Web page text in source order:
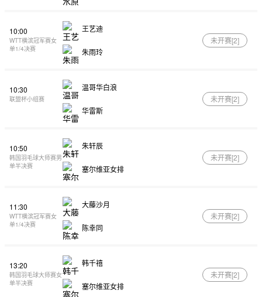
10:00
WTT横滨冠军赛女
单1/4决赛
王艺迪
朱雨玲
未开赛[2]
10:30
联盟杯小组赛
温哥华白浪
华雷斯
未开赛[2]
10:50
韩国羽毛球大师赛男
单半决赛
朱轩辰
塞尔维亚女排
未开赛[2]
11:30
WTT横滨冠军赛女
单1/4决赛
大藤沙月
陈幸同
未开赛[2]
13:20
韩国羽毛球大师赛女
单半决赛
韩千禧
塞尔维亚女排
未开赛[2]